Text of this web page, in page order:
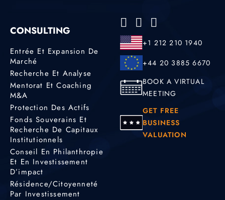
CONSULTING
Entrée Et Expansion De
Marché
Recherche Et Analyse
Mentorat Et Coaching
M&A
Protection Des Actifs
Fonds Souverains Et
Recherche De Capitaux
Institutionnels
Conseil En Philanthropie
Et En Investissement
D’impact
Résidence/citoyenneté
Par Investissement
+1 212 210 1940
+44 20 3885 6670
BOOK A VIRTUAL
MEETING
GET FREE
BUSINESS
VALUATION